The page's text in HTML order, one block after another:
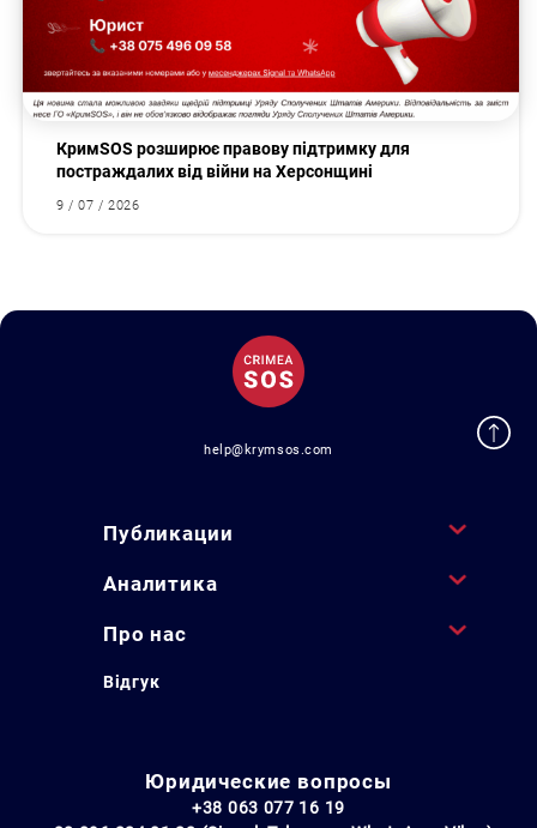
КримSOS розширює правову підтримку для
постраждалих від війни на Херсонщині
9 / 07 / 2026
help@krymsos.com
Публикации
Аналитика
Про нас
Відгук
Юридические вопросы
+38 063 077 16 19